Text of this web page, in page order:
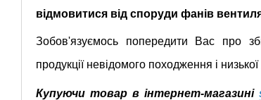
відмовитися від споруди фанів
Зобов'язуємось попередити Вас про
продукції невідомого походження і низької
Купуючи товар в інтернет-магазині